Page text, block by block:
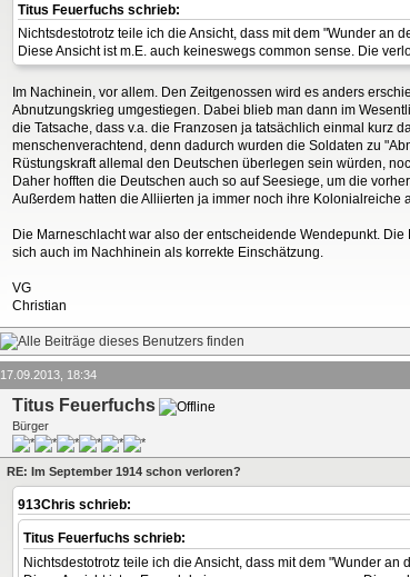
Titus Feuerfuchs schrieb:
Nichtsdestotrotz teile ich die Ansicht, dass mit dem "Wunder an
Diese Ansicht ist m.E. auch keineswegs common sense. Die
Im Nachinein, vor allem. Den Zeitgenossen wird es anders
Abnutzungskrieg umgestiegen. Dabei blieb man dann im
die Tatsache, dass v.a. die Franzosen ja tatsächlich einmal kurz
menschenverachtend, denn dadurch wurden die Soldaten zu
Rüstungskraft allemal den Deutschen überlegen sein würden,
Daher hofften die Deutschen auch so auf Seesiege, um die
Außerdem hatten die Alliierten ja immer noch ihre Kolonialreiche
Die Marneschlacht war also der entscheidende Wendepunkt.
sich auch im Nachhinein als korrekte Einschätzung.
VG
Christian
17.09.2013, 18:34
Titus Feuerfuchs
Bürger
RE: Im September 1914 schon verloren?
913Chris schrieb:
Titus Feuerfuchs schrieb:
Nichtsdestotrotz teile ich die Ansicht, dass mit dem "Wunder an